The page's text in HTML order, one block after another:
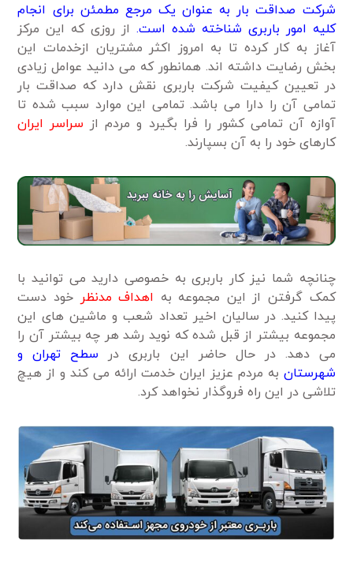
شرکت صداقت بار به عنوان یک مرجع مطمئن برای انجام
کلیه امور باربری شناخته شده است. از روزی که این مرکز
آغاز به کار کرده تا به امروز اکثر مشتریان ازخدمات این
بخش رضایت داشته اند. همانطور که می دانید عوامل زیادی
در تعیین کیفیت شرکت باربری نقش دارد که صداقت بار
تمامی آن را دارا می باشد. تمامی این موارد سبب شده تا
آوازه آن تمامی کشور را فرا بگیرد و مردم از سراسر ایران
کارهای خود را به آن بسپارند.
چنانچه شما نیز کار باربری به خصوصی دارید می توانید با
کمک گرفتن از این مجموعه به اهداف مدنظر خود دست
پیدا کنید. در سالیان اخیر تعداد شعب و ماشین های این
مجموعه بیشتر از قبل شده که نوید رشد هر چه بیشتر آن را
می دهد. در حال حاضر این باربری در سطح تهران و
شهرستان به مردم عزیز ایران خدمت ارائه می کند و از هیچ
تلاشی در این راه فروگذار نخواهد کرد.